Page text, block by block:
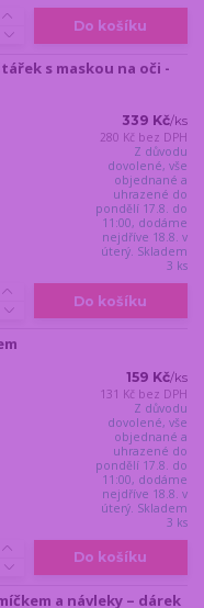
Do košíku
s maskou na oči -
339 Kč/ks
280 Kč bez DPH
Z důvodu
dovolené, vše
objednané a
uhrazené do
pondělí 17.8. do
11:00, dodáme
nejdříve 18.8. v
úterý. Skladem
3 ks
Do košíku
159 Kč/ks
131 Kč bez DPH
Z důvodu
dovolené, vše
objednané a
uhrazené do
pondělí 17.8. do
11:00, dodáme
nejdříve 18.8. v
úterý. Skladem
3 ks
Do košíku
a návleky – dárek